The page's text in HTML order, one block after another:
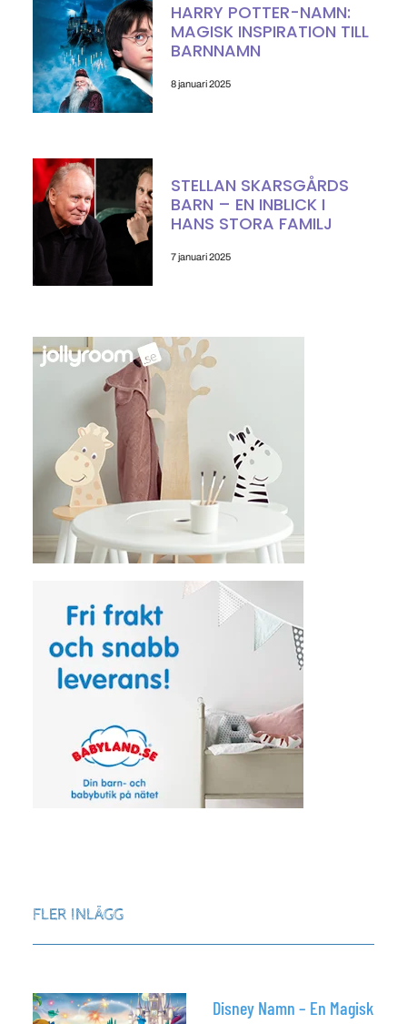
HARRY POTTER-NAMN:
MAGISK INSPIRATION TILL
BARNNAMN
8 januari 2025
STELLAN SKARSGÅRDS
BARN – EN INBLICK I
HANS STORA FAMILJ
7 januari 2025
FLER INLÄGG
Disney Namn – En Magisk